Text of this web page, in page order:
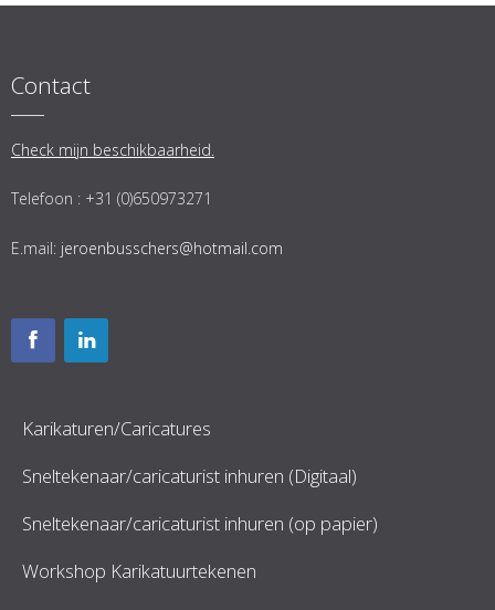
Contact
Check mijn beschikbaarheid.
Telefoon : +31 (0)650973271
E.mail: jeroenbusschers@hotmail.com
Karikaturen/Caricatures
Sneltekenaar/caricaturist inhuren (Digitaal)
Sneltekenaar/caricaturist inhuren (op papier)
Workshop Karikatuurtekenen